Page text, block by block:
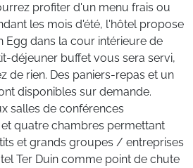
profiter d'un menu frais ou
les mois d'été, l'hôtel propose
Egg dans la cour intérieure de
déjeuner buffet vous sera servi,
de rien. Des paniers-repas et un
disponibles sur demande.
salles de conférences
quatre chambres permettant
et grands groupes / entreprises
Ter Duin comme point de chute